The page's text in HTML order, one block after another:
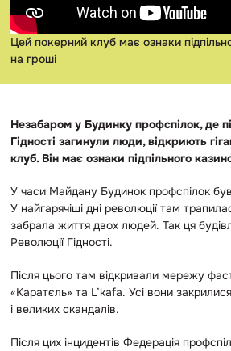
Цей покерний клуб має ознаки
на гроші
Незабаром у Будинку профспілок, де
Гідності загинули люди, відкриють
клуб. Він має ознаки підпільного
У часи Майдану Будинок профспілок
У найгарячіші дні революції там
забрала життя двох людей. Так ця
Революції Гідності.
Після цього там відкривали мережу
«Каратєль» та L’kafa. Усі вони
і великих скандалів.
Після цих інцидентів Федерація